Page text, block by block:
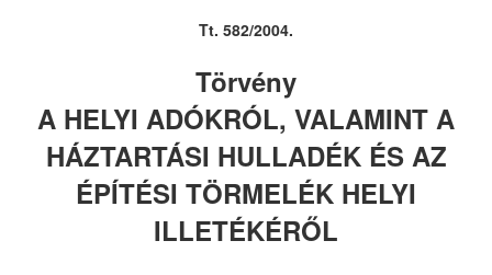
Tt. 582/2004.
Törvény
A HELYI ADÓKRÓL, VALAMINT A
HÁZTARTÁSI HULLADÉK ÉS AZ
ÉPÍTÉSI TÖRMELÉK HELYI
ILLETÉKÉRŐL